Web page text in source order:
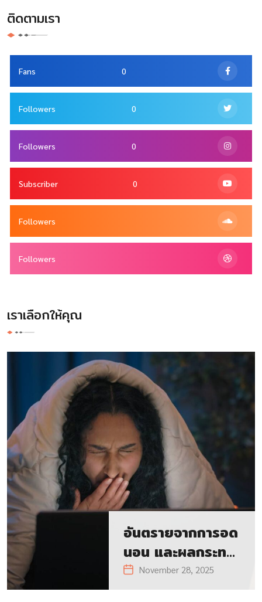
ติดตามเรา
0
Fans
0
Followers
0
Followers
0
Subscriber
Followers
Followers
เราเลือกให้คุณ
อันตรายจากการอด
นอน และผลกระทบ
ระยะยาวต่อสุขภาพ
และคุณภาพชีวิต
November 28, 2025